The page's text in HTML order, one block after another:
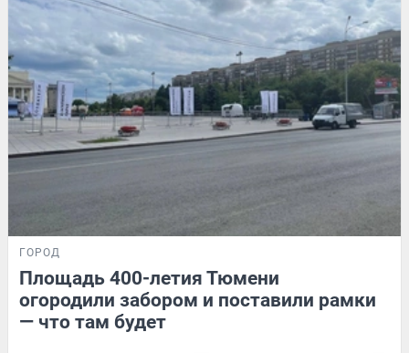
ГОРОД
Площадь 400-летия Тюмени
огородили забором и поставили рамки
— что там будет